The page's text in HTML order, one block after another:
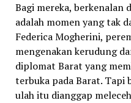
Bagi mereka, berkenalan
adalah momen yang tak
Federica Mogherini,
mengenakan kerudung
diplomat Barat yang
terbuka pada Barat. Tapi
ulah itu dianggap